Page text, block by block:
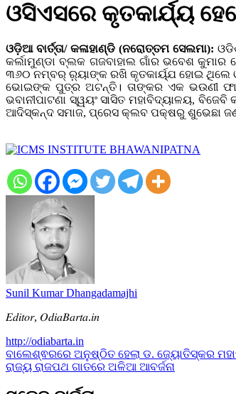
ଓସିଏସରେ କୃତକାର୍ଯ୍ୟ
ଓଡ଼ିଆ ବାର୍ତ୍ତା/ କଳାହାଣ୍ଡି (ନରୋତ୍ତମ ସେଲମା):
କର୍ଲାମୁଣ୍ଡା ବ୍ଲକ ଗଜବାହାଲ ଗାଁର ଭବେଶ
୩୬୦ ନମ୍ବର୍ ର଼୍ୟାଙ୍କ ରଖି କୃତକାର୍ୟ୍ଯ ହୋଇ ଥିଲେ
ଭୋଇଙ୍କ ପୁତ୍ର ଅଟନ୍ତି। ତାଙ୍କର ଏକ ଭଉଣୀ
ଭବାନୀପାଟଣା ସ୍ୱୟଂ ସାସିତ ମହାବିଦ୍ୟାଳୟ,
ଆଦିସ୍କନ୍ଦ ସମାଜ, ପ୍ରେସ କ୍ଲବ ପକ୍ଷରୁ ଶୁଭେଛା
Sunil Kumar Dhangadamajhi
𝐸𝑑𝑖𝑡𝑜𝑟, 𝑂𝑑𝑖𝑎𝐵𝑎𝑟𝑡𝑎.𝑖𝑛
http://odiabarta.in
Post
navigation
ବାଲେଶ୍ଵରରେ ଅନୁଷ୍ଠିତ ହେଲା ଡ. ଜ୍ୟୋତିସ୍କର
ରାଜ୍ୟ ରାଜପଥ ଗାତରେ ଅଳିଆ ଆବର୍ଜନା